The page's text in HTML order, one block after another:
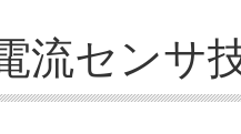
流センサ